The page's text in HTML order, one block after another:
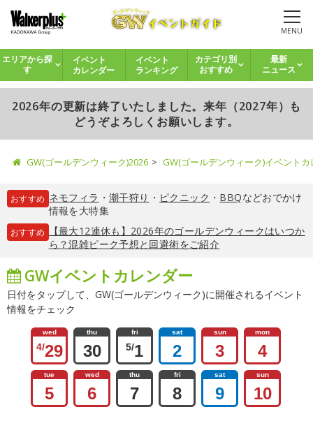
MENU
エリアから探
す
イベント
カレンダー
イベント
ランキング
カテゴリ別
おすすめ
最新
ニュース
2026年の更新は終了いたしました。来年（2027年）も
どうぞよろしくお願いします。
GW(ゴールデンウィーク)2026 GW(ゴールデンウィーク)イベント
おすすめ ネモフィラ ・ 潮干狩り ・ ピクニック ・ BBQなどおでかけ
情報を大特集
おすすめ
【最大12連休も】2026年のゴールデンウィークはいつか
ら？混雑ピーク予想と回避術をご紹介
GWイベントカレンダー
日付をタップして、GW(ゴールデンウィーク)に開催されるイベント
情報をチェック
wed
4/29
thu
30
fri
5/1
sat
2
sun
3
mon
4
tue
5
wed
6
thu
7
fri
8
sat
9
sun
10